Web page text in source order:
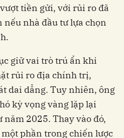
tiền gửi, với rủi ro đã
nếu nhà đầu tư lựa chọn
giữ vai trò trú ẩn khi
rủi ro địa chính trị,
dai dẳng. Tuy nhiên, ông
kỳ vọng vàng lặp lại
2025. Thay vào đó,
phần trong chiến lược